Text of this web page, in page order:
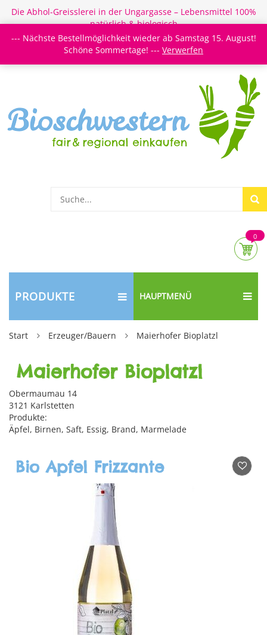
Die Abhol-Greisslerei in der Ungargasse – Lebensmittel 100%
natürlich & biologisch
Login/Register Newsletter Meine Merkzettel
0
PRODUKTE HAUPTMENÜ
Start Erzeuger/Bauern Maierhofer Bioplatzl
Maierhofer Bioplatzl
Obermaumau 14
3121 Karlstetten
Produkte:
Äpfel, Birnen, Saft, Essig, Brand, Marmelade
Bio Apfel Frizzante
--- Nächste Bestellmöglichkeit wieder ab Samstag 15. August!
Schöne Sommertage! --- Verwerfen